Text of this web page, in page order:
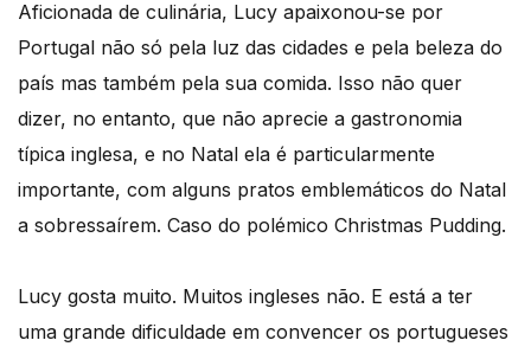
Aficionada de culinária, Lucy apaixonou-se por
Portugal não só pela luz das cidades e pela beleza do
país mas também pela sua comida. Isso não quer
dizer, no entanto, que não aprecie a gastronomia
típica inglesa, e no Natal ela é particularmente
importante, com alguns pratos emblemáticos do Natal
a sobressaírem. Caso do polémico Christmas Pudding.
Lucy gosta muito. Muitos ingleses não. E está a ter
uma grande dificuldade em convencer os portugueses